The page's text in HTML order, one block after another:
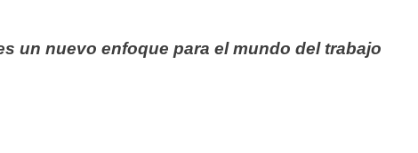
un nuevo enfoque para el mundo del trabajo